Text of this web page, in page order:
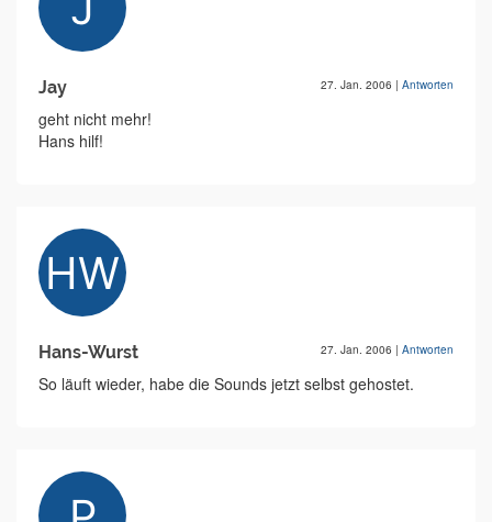
Jay 27. Jan. 2006 | Antworten
geht nicht mehr!
Hans hilf!
Hans-Wurst 27. Jan. 2006 | Antworten
So läuft wieder, habe die Sounds jetzt selbst gehostet.